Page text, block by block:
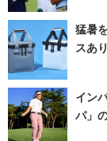
猛暑
スあ
イン
パ」